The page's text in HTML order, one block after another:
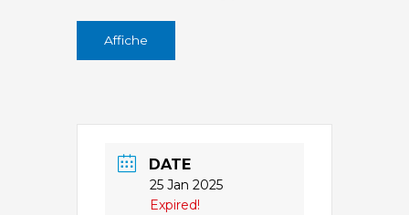
Affiche
DATE
25 Jan 2025
Expired!